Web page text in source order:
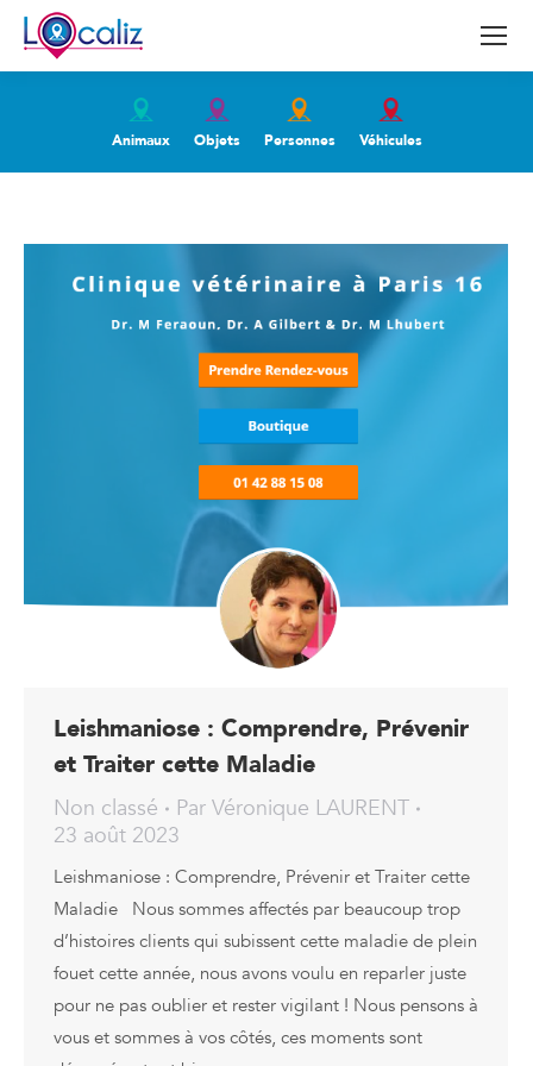
Animaux Objets Personnes Véhicules
Leishmaniose : Comprendre, Prévenir
et Traiter cette Maladie
Non classé Par Véronique LAURENT
23 août 2023
Leishmaniose : Comprendre, Prévenir et Traiter cette
Maladie Nous sommes affectés par beaucoup trop
d’histoires clients qui subissent cette maladie de plein
fouet cette année, nous avons voulu en reparler juste
pour ne pas oublier et rester vigilant ! Nous pensons à
vous et sommes à vos côtés, ces moments sont